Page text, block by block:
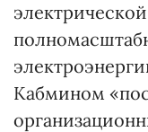
Кабмином